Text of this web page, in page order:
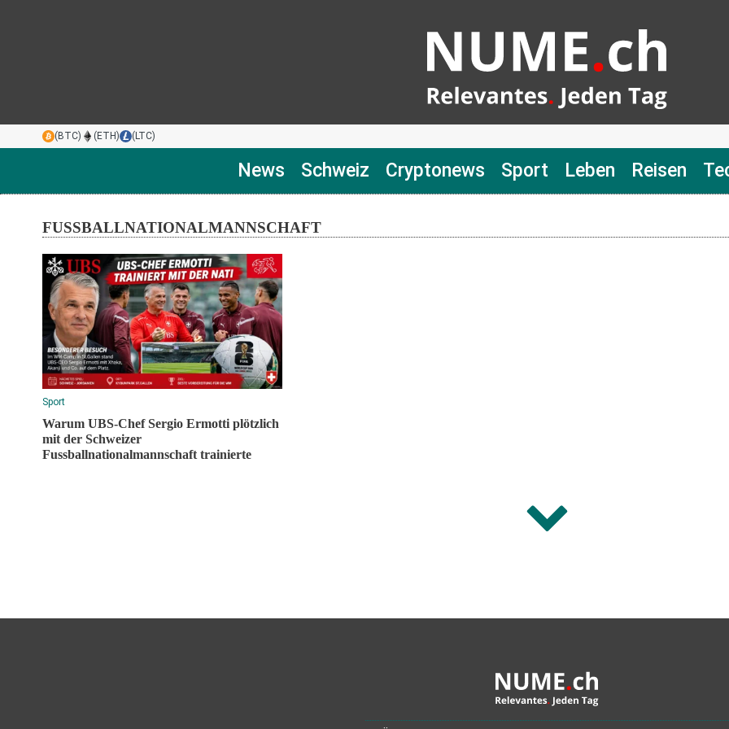
(BTC) (ETH) (LTC)
News Schweiz Cryptonews Sport Leben Reisen
FUSSBALLNATIONALMANNSCHAFT
Sport
Warum UBS-Chef Sergio Ermotti plötzlich
mit der Schweizer
Fussballnationalmannschaft trainierte